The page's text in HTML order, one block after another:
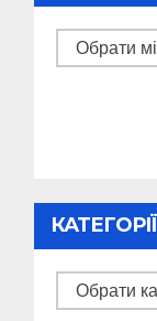
Архіви
КАТЕГОРІЇ
Категорії